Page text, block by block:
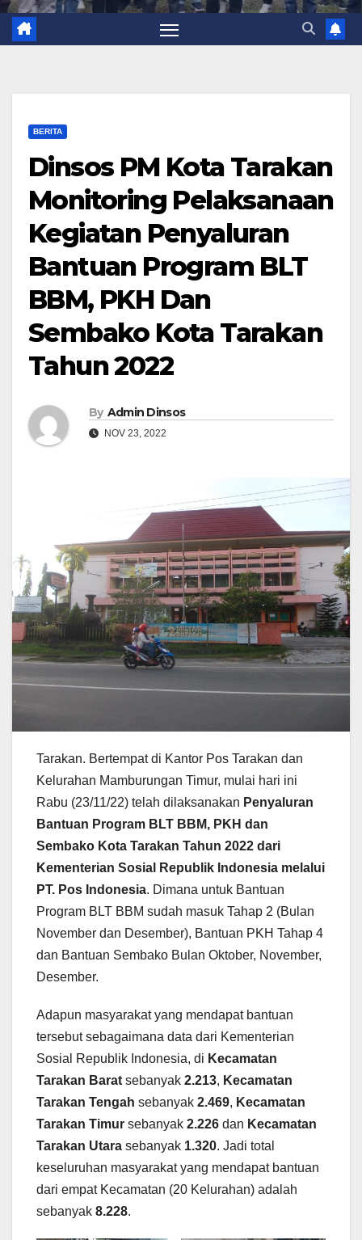
BERITA
Dinsos PM Kota Tarakan
Monitoring Pelaksanaan
Kegiatan Penyaluran
Bantuan Program BLT
BBM, PKH Dan
Sembako Kota Tarakan
Tahun 2022
By Admin Dinsos
NOV 23, 2022
Tarakan. Bertempat di Kantor Pos Tarakan dan
Kelurahan Mamburungan Timur, mulai hari ini
Rabu (23/11/22) telah dilaksanakan Penyaluran
Bantuan Program BLT BBM, PKH dan
Sembako Kota Tarakan Tahun 2022 dari
Kementerian Sosial Republik Indonesia melalui
PT. Pos Indonesia. Dimana untuk Bantuan
Program BLT BBM sudah masuk Tahap 2 (Bulan
November dan Desember), Bantuan PKH Tahap 4
dan Bantuan Sembako Bulan Oktober, November,
Desember.
Adapun masyarakat yang mendapat bantuan
tersebut sebagaimana data dari Kementerian
Sosial Republik Indonesia, di Kecamatan
Tarakan Barat sebanyak 2.213, Kecamatan
Tarakan Tengah sebanyak 2.469, Kecamatan
Tarakan Timur sebanyak 2.226 dan Kecamatan
Tarakan Utara sebanyak 1.320. Jadi total
keseluruhan masyarakat yang mendapat bantuan
dari empat Kecamatan (20 Kelurahan) adalah
sebanyak 8.228.